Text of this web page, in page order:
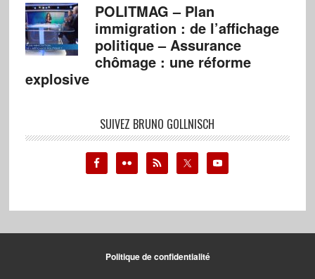
POLITMAG – Plan
immigration : de l’affichage
politique – Assurance
chômage : une réforme
explosive
SUIVEZ BRUNO GOLLNISCH
Politique de confidentialité